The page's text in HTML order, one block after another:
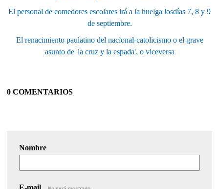
El personal de comedores escolares irá a la huelga losdías 7, 8 y 9
de septiembre.
El renacimiento paulatino del nacional-catolicismo o el grave
asunto de 'la cruz y la espada', o viceversa
0 COMENTARIOS
Nombre
E-mail